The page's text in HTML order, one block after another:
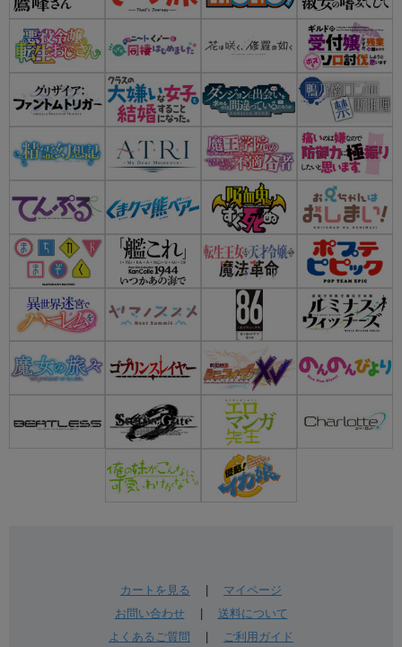
カートを見る
マイページ
お問い合わせ| 送料について
よくあるご質問
ご利用ガイド